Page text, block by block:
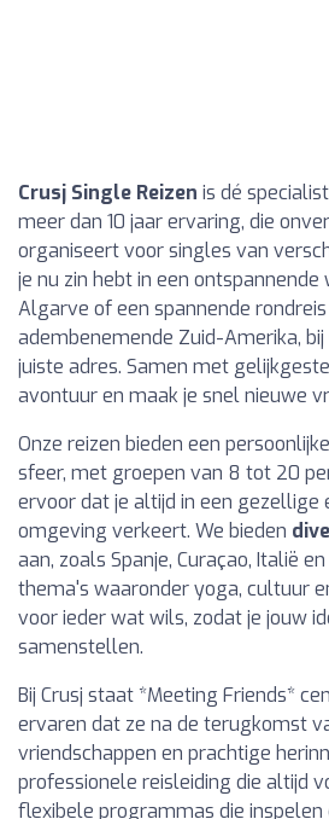
Crusj Single Reizen is dé
meer dan 10 jaar ervaring, die
organiseert voor singles van
je nu zin hebt in een ontspannende
Algarve of een spannende
adembenemende Zuid-Amerika, bij
juiste adres. Samen met
avontuur en maak je snel nieuwe
Onze reizen bieden een
sfeer, met groepen van 8 tot 20
ervoor dat je altijd in een gezellige
omgeving verkeert. We bieden
aan, zoals Spanje, Curaçao, Italië
thema's waaronder yoga, cultuur
voor ieder wat wils, zodat je jouw
samenstellen.
Bij Crusj staat *Meeting Friends*
ervaren dat ze na de terugkomst
vriendschappen en prachtige
professionele reisleiding die altijd
flexibele programmas die inspelen